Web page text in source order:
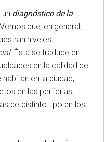
diagnóstico de la
Vemos que, en general,
niveles
. Ésta se traduce en
en la calidad de
en la ciudad,
en las periferias,
de distinto tipo en los